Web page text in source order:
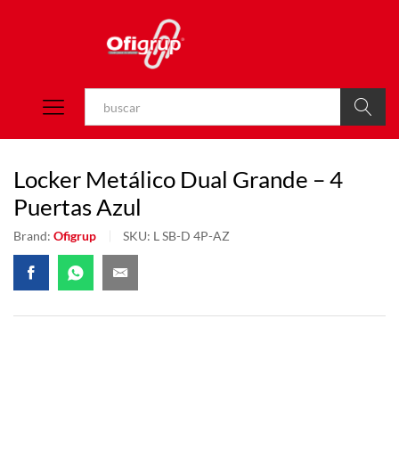
Buscar
Locker Metálico Dual Grande – 4
Puertas Azul
Brand: Ofigrup SKU: L SB-D 4P-AZ